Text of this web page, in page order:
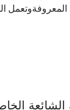
المعروفةوتعمل